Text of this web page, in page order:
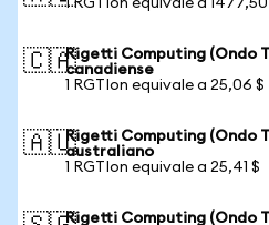
1 RGTIon equivale a
🇨🇦Rigetti Computing (Ondo
canadiense
1 RGTIon equivale a 25,06 $
🇦🇺Rigetti Computing (Ondo
australiano
1 RGTIon equivale a 25,41 $
Rigetti Computing (Ondo